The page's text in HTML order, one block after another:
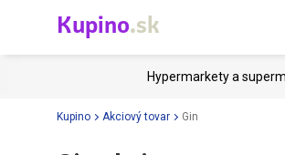
Kupino.sk
Hypermarkety a
Kupino Akciový tovar Gin